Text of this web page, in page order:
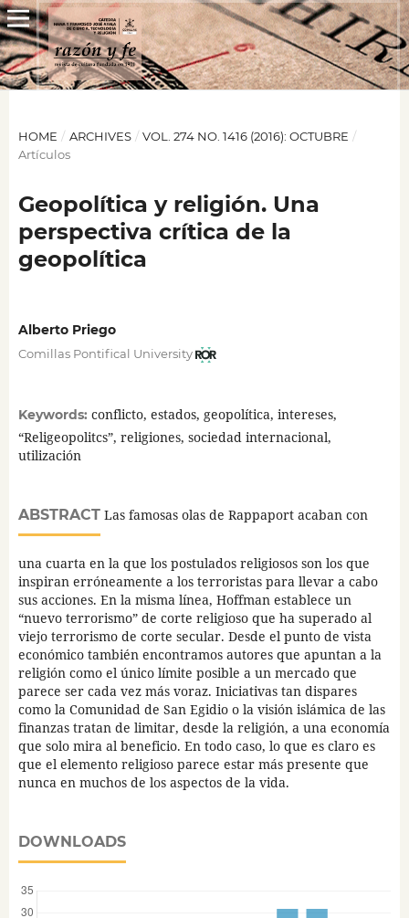
HOME / ARCHIVES / VOL. 274 NO. 1416 (2016): OCTUBRE /
Artículos
Geopolítica y religión. Una
perspectiva crítica de la
geopolítica
Alberto Priego
Comillas Pontifical University
Keywords: conflicto, estados, geopolítica, intereses,
“Religeopolitcs”, religiones, sociedad internacional,
utilización
ABSTRACTLas famosas olas de Rappaport acaban con
una cuarta en la que los postulados religiosos son los que
inspiran erróneamente a los terroristas para llevar a cabo
sus acciones. En la misma línea, Hoffman establece un
“nuevo terrorismo” de corte religioso que ha superado al
viejo terrorismo de corte secular. Desde el punto de vista
económico también encontramos autores que apuntan a la
religión como el único límite posible a un mercado que
parece ser cada vez más voraz. Iniciativas tan dispares
como la Comunidad de San Egidio o la visión islámica de las
finanzas tratan de limitar, desde la religión, a una economía
que solo mira al beneficio. En todo caso, lo que es claro es
que el elemento religioso parece estar más presente que
nunca en muchos de los aspectos de la vida.
DOWNLOADS